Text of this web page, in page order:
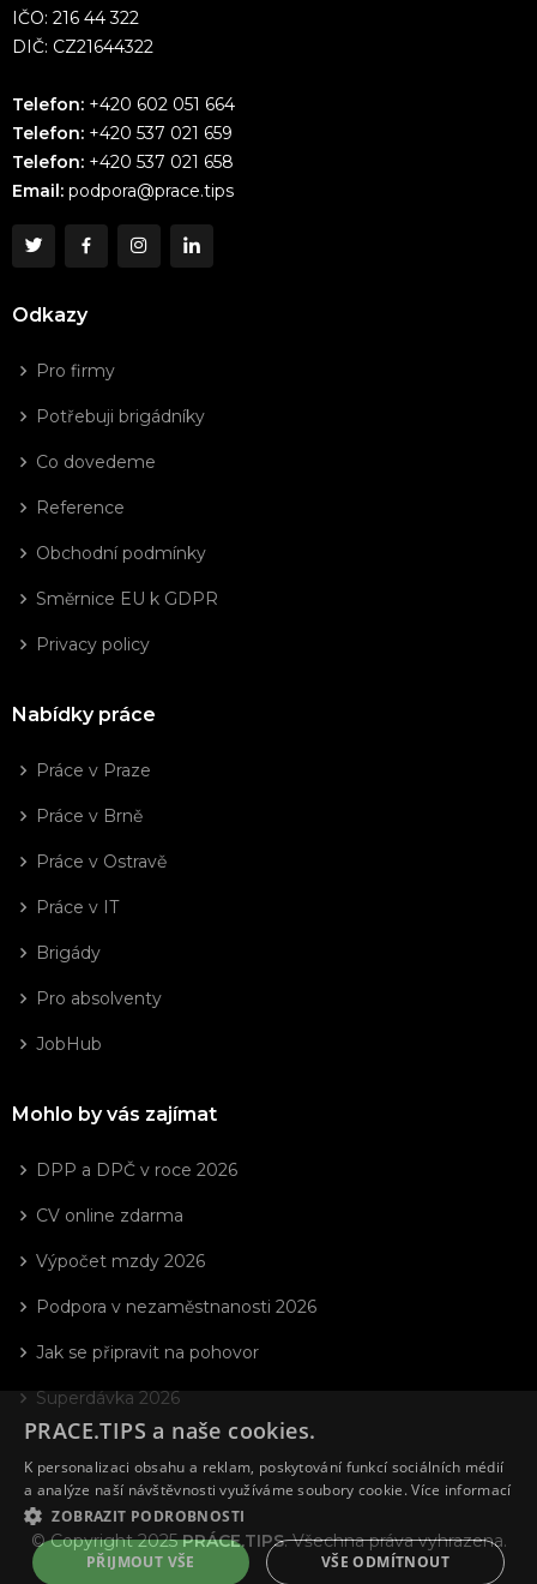
IČO: 216 44 322
DIČ: CZ21644322
Telefon: +420 602 051 664
Telefon: +420 537 021 659
Telefon: +420 537 021 658
Email: podpora@prace.tips
Odkazy
Pro firmy
Potřebuji brigádníky
Co dovedeme
Reference
Obchodní podmínky
Směrnice EU k GDPR
Privacy policy
Nabídky práce
Práce v Praze
Práce v Brně
Práce v Ostravě
Práce v IT
Brigády
Pro absolventy
JobHub
Mohlo by vás zajímat
DPP a DPČ v roce 2026
CV online zdarma
Výpočet mzdy 2026
Podpora v nezaměstnanosti 2026
Jak se připravit na pohovor
Superdávka 2026
© Copyright 2025PRÁCE.TIPS. Všechna práva vyhrazena.
PRACE.TIPS a naše cookies.
K personalizaci obsahu a reklam, poskytování funkcí sociálních médií
a analýze naší návštěvnosti využíváme soubory cookie.Více informací
ZOBRAZIT PODROBNOSTI
PŘIJMOUT VŠE VŠE ODMÍTNOUT